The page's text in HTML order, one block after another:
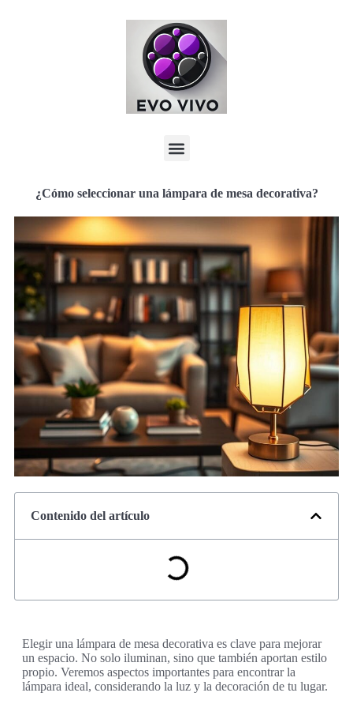
¿Cómo seleccionar una lámpara de mesa decorativa?
Contenido del artículo
Elegir una lámpara de mesa decorativa es clave para mejorar
un espacio. No solo iluminan, sino que también aportan estilo
propio. Veremos aspectos importantes para encontrar la
lámpara ideal, considerando la luz y la decoración de tu lugar.